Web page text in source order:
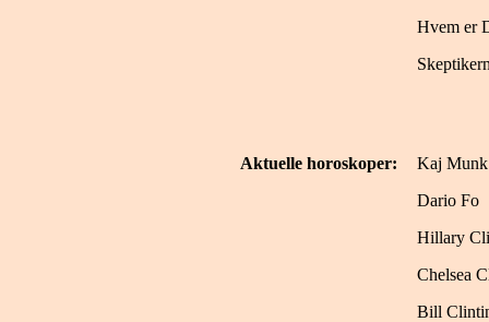
Hvem er
Aktuelle horoskoper:
Kaj Munk
Dario Fo
Hillary
Chelsea
Bill